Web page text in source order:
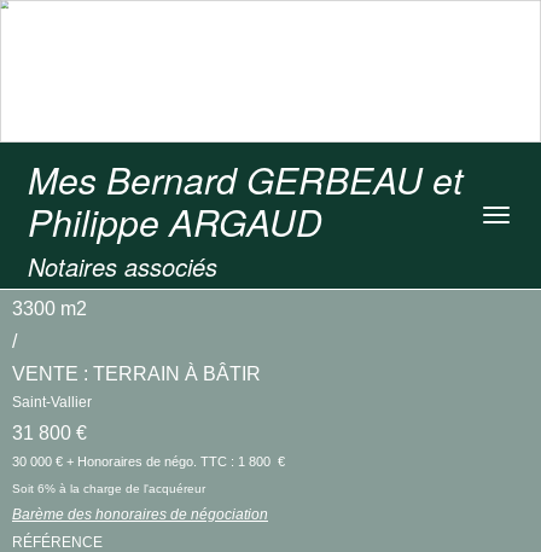
Mes Bernard GERBEAU et
Philippe ARGAUD
Notaires associés
3300 m2
/
VENTE : TERRAIN À BÂTIR
Saint-Vallier
31 800 €
30 000 € + Honoraires de négo. TTC : 1 800 €
Soit 6% à la charge de l'acquéreur
Barème des honoraires de négociation
RÉFÉRENCE